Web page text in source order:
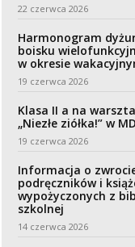
22 czerwca 2026
Harmonogram
boisku
w okresie
19 czerwca 2026
Klasa II a na
„Niezłe ziółka!” w
19 czerwca 2026
Informacja o
podręczników i
wypożyczonych z
szkolnej
14 czerwca 2026